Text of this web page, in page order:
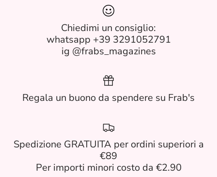
Chiedimi un consiglio:
whatsapp +39 3291052791
ig @frabs_magazines
Regala un buono da spendere su Frab's
Spedizione GRATUITA per ordini superiori a
€89
Per importi minori costo da €2.90